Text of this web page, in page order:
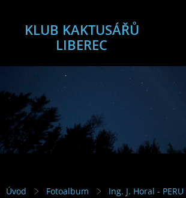
KLUB KAKTUSÁŘŮ
LIBEREC
Úvod Fotoalbum
Ing. J. Horal -